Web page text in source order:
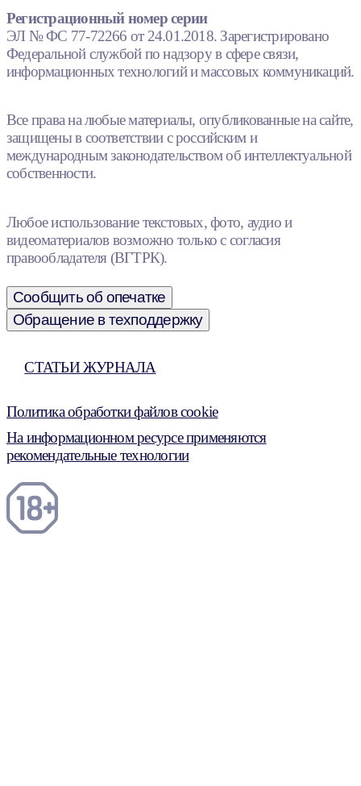
Регистрационный номер серии
ЭЛ № ФС 77-72266 от 24.01.2018. Зарегистрировано
Федеральной службой по надзору в сфере связи,
информационных технологий и массовых коммуникаций.
Все права на любые материалы, опубликованные на сайте,
защищены в соответствии с российским и
международным законодательством об интеллектуальной
собственности.
Любое использование текстовых, фото, аудио и
видеоматериалов возможно только с согласия
правообладателя (ВГТРК).
Сообщить об опечатке
Обращение в техподдержку
СТАТЬИ ЖУРНАЛА
Политика обработки файлов cookie
На информационном ресурсе применяются
рекомендательные технологии